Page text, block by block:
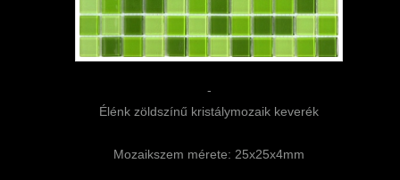
-
Élénk zöldszínű kristálymozaik keverék
Mozaikszem mérete: 25x25x4mm